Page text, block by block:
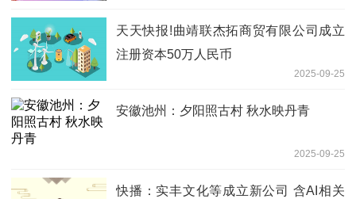
天天快报!曲靖联杰拓商贸有限公司成立
注册资本50万人民币
2025-09-25
安徽池州：夕阳照古村 秋水映丹青
2025-09-25
快播：实丰文化等成立新公司 含AI相关